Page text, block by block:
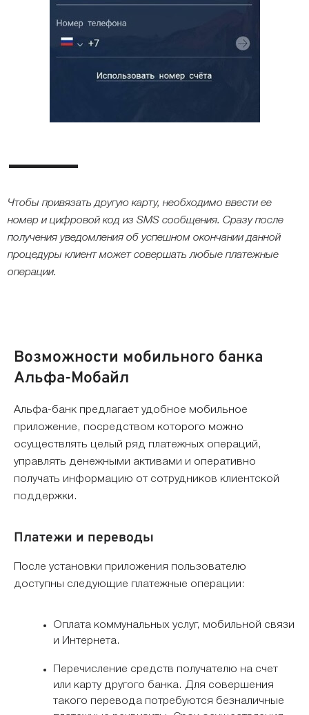
Чтобы привязать другую карту, необходимо ввести ее
номер и цифровой код из SMS сообщения. Сразу после
получения уведомления об успешном окончании данной
процедуры клиент может совершать любые платежные
операции.
Возможности мобильного банка
Альфа-Мобайл
Альфа-банк предлагает удобное мобильное
приложение, посредством которого можно
осуществлять целый ряд платежных операций,
управлять денежными активами и оперативно
получать информацию от сотрудников клиентской
поддержки.
Платежи и переводы
После установки приложения пользователю
доступны следующие платежные операции:
Оплата коммунальных услуг, мобильной связи
и Интернета.
Перечисление средств получателю на счет
или карту другого банка. Для совершения
такого перевода потребуются безналичные